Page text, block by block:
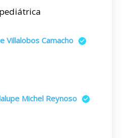
Villalobos Camacho
Michel Reynoso